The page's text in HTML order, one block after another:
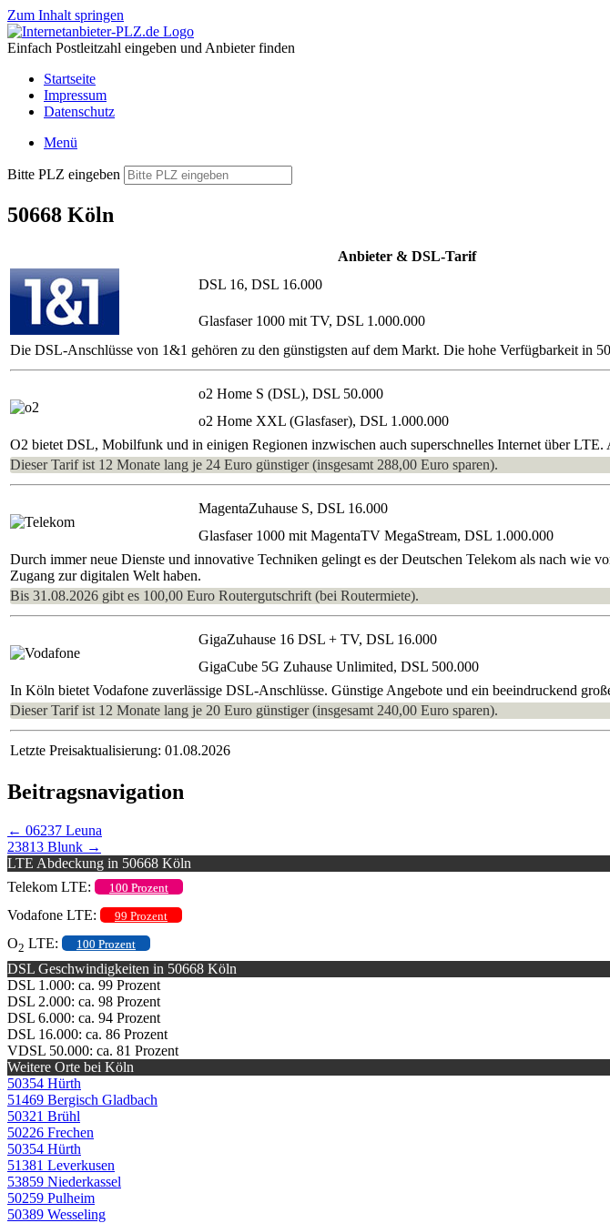
Zum Inhalt springen
Einfach Postleitzahl eingeben und Anbieter finden
Startseite
Impressum
Datenschutz
Menü
Bitte PLZ eingeben
50668 Köln
Anbieter & DSL-Tarif
DSL 16, DSL 16.000
Glasfaser 1000 mit TV, DSL 1.000.000
Die DSL-Anschlüsse von 1&1 gehören zu den günstigsten auf dem Markt. Die hohe Verfügbarkeit in
o2 Home S (DSL), DSL 50.000
o2 Home XXL (Glasfaser), DSL 1.000.000
O2 bietet DSL, Mobilfunk und in einigen Regionen inzwischen auch superschnelles Internet über
Dieser Tarif ist 12 Monate lang je 24 Euro günstiger (insgesamt 288,00 Euro sparen).
MagentaZuhause S, DSL 16.000
Glasfaser 1000 mit MagentaTV MegaStream, DSL 1.000.000
Durch immer neue Dienste und innovative Techniken gelingt es der Deutschen Telekom als nach
Zugang zur digitalen Welt haben.
Bis 31.08.2026 gibt es 100,00 Euro Routergutschrift (bei Routermiete).
GigaZuhause 16 DSL + TV, DSL 16.000
GigaCube 5G Zuhause Unlimited, DSL 500.000
In Köln bietet Vodafone zuverlässige DSL-Anschlüsse. Günstige Angebote und ein beeindruckend
Dieser Tarif ist 12 Monate lang je 20 Euro günstiger (insgesamt 240,00 Euro sparen).
Letzte Preisaktualisierung: 01.08.2026
Beitragsnavigation
← 06237 Leuna
23813 Blunk →
LTE Abdeckung in 50668 Köln
Telekom LTE:
100 Prozent
Vodafone LTE: 99 Prozent
O2 LTE: 100 Prozent
DSL Geschwindigkeiten in 50668 Köln
DSL 1.000: ca. 99 Prozent
DSL 2.000: ca. 98 Prozent
DSL 6.000: ca. 94 Prozent
DSL 16.000: ca. 86 Prozent
VDSL 50.000: ca. 81 Prozent
Weitere Orte bei Köln
50354 Hürth
51469 Bergisch Gladbach
50321 Brühl
50226 Frechen
50354 Hürth
51381 Leverkusen
53859 Niederkassel
50259 Pulheim
50389 Wesseling